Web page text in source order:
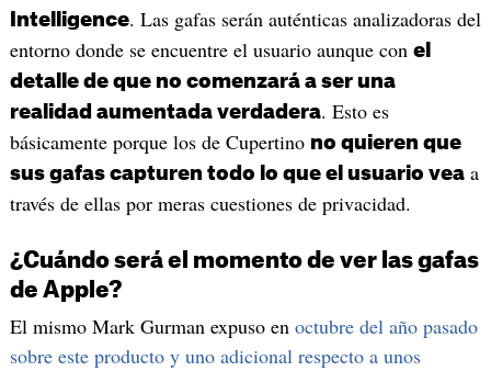
Intelligence. Las gafas serán auténticas analizadoras del
entorno donde se encuentre el usuario aunque con el
detalle de que no comenzará a ser una
realidad aumentada verdadera. Esto es
básicamente porque los de Cupertino no quieren que
sus gafas capturen todo lo que el usuario veaa
través de ellas por meras cuestiones de privacidad.
¿Cuándo será el momento de ver las gafas
de Apple?
El mismo Mark Gurman expuso en octubre del año pasado
sobre este producto y uno adicional respecto a unos